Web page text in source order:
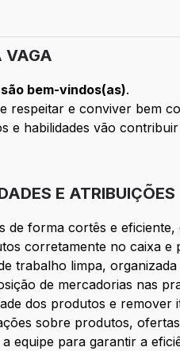
VAGA
bem-vindos(as).
respeitar e conviver bem
e habilidades vão
E ATRIBUIÇÕES
de forma cortês e
corretamente no caixa e
trabalho limpa, organizada
de mercadorias nas
dos produtos e remover
sobre produtos,
equipe para garantir a